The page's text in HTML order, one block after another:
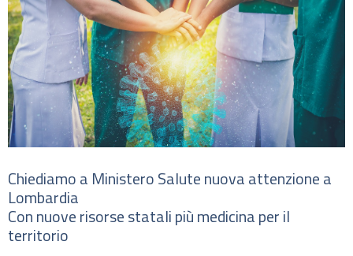
Chiediamo a Ministero Salute nuova attenzione a
Lombardia
Con nuove risorse statali più medicina per il
territorio